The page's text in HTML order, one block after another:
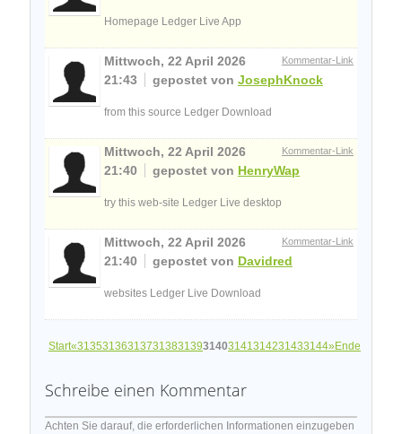
Homepage Ledger Live App
Kommentar-Link
Mittwoch, 22 April 2026
21:43
gepostet von JosephKnock
from this source Ledger Download
Kommentar-Link
Mittwoch, 22 April 2026
21:40
gepostet von HenryWap
try this web-site Ledger Live desktop
Kommentar-Link
Mittwoch, 22 April 2026
21:40
gepostet von Davidred
websites Ledger Live Download
Start«3135313631373138313931403141314231433144»Ende
Schreibe einen Kommentar
Achten Sie darauf, die erforderlichen Informationen einzugeben